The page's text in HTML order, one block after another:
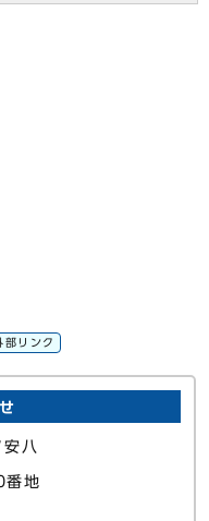
部リンク
八
番地